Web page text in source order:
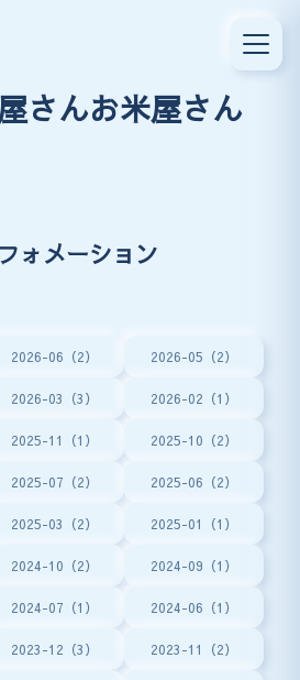
さんお米屋さん
ォメーション
2026-06（2） 2026-05（2）
2026-03（3） 2026-02（1）
2025-11（1） 2025-10（2）
2025-07（2） 2025-06（2）
2025-03（2） 2025-01（1）
2024-10（2） 2024-09（1）
2024-07（1） 2024-06（1）
2023-12（3） 2023-11（2）